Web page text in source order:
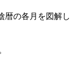
暦の各月を図解し